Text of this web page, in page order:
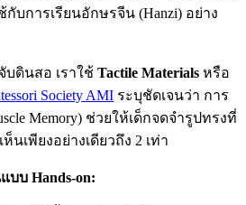
บการเรียนอักษรจีน (Hanzi) อย่าง
ดินสอ เราใช้ Tactile Materials หรือ
Society AMI ระบุชัดเจนว่า การ
Memory) ช่วยให้เด็กจดจำรูปทรงที่
เพียงอย่างเดียวถึง 2 เท่า
บ Hands-on: